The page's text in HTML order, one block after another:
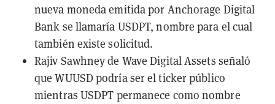
nueva moneda emitida por Anchorage Digital
Bank se llamaría USDPT, nombre para el cual
también existe solicitud.
Rajiv Sawhney de Wave Digital Assets señaló
que WUUSD podría ser el ticker público
mientras USDPT permanece como nombre